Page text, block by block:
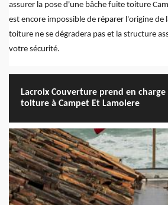
assurer la pose d'une bâche fuite toiture
est encore impossible de réparer l'origine de
toiture ne se dégradera pas et la structure
votre sécurité.
Lacroix Couverture prend en
toiture à Campet Et Lamolere